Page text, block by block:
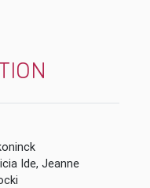
Dekoninck
Patricia Ide, Jeanne
Trocki